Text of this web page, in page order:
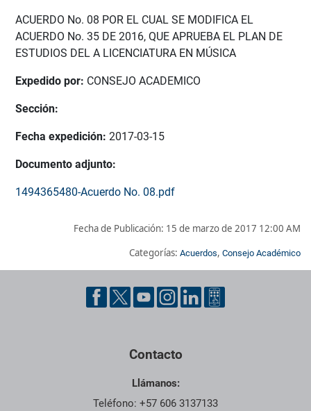
ACUERDO No. 08 POR EL CUAL SE MODIFICA EL
ACUERDO No. 35 DE 2016, QUE APRUEBA EL PLAN DE
ESTUDIOS DEL A LICENCIATURA EN MÚSICA
Expedido por: CONSEJO ACADEMICO
Sección:
Fecha expedición: 2017-03-15
Documento adjunto:
1494365480-Acuerdo No. 08.pdf
Fecha de Publicación: 15 de marzo de 2017 12:00 AM
Categorías: Acuerdos, Consejo Académico
Pie de página con información de contacto, redes sociales y
Contacto
Llámanos:
Teléfono: +57 606 3137133